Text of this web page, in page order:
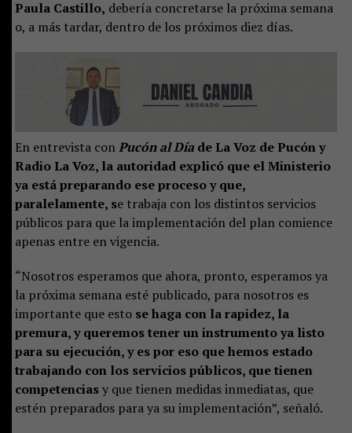
Paula Castillo, debería concretarse la próxima semana
o, a más tardar, dentro de los próximos diez días.
En entrevista conPucón al Díade La Voz de Pucón y
Radio La Voz, la autoridad explicó que el Ministerio
ya está preparando ese proceso y que,
paralelamente, se trabaja con los distintos servicios
públicos para que la implementación del plan comience
apenas entre en vigencia.
“Nosotros esperamos que ahora, pronto, esperamos ya
la próxima semana esté publicado, para nosotros es
importante que esto se haga con la rapidez, la
premura, y queremos tener un instrumento ya listo
para su ejecución, y es por eso que hemos estado
trabajando con los servicios públicos, que tienen
competenciasy que tienen medidas inmediatas, que
estén preparados para ya su implementación”, señaló.